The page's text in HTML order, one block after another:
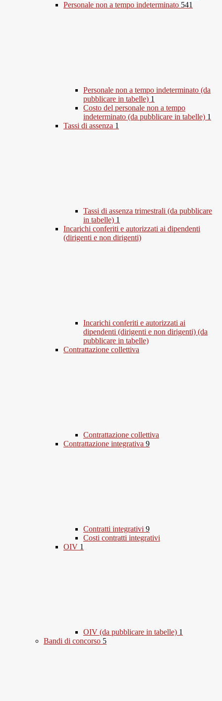
Personale non a tempo indeterminato 541
Personale non a tempo indeterminato (da
pubblicare in tabelle) 1
Costo del personale non a tempo
indeterminato (da pubblicare in tabelle) 1
Tassi di assenza 1
Tassi di assenza trimestrali (da pubblicare
in tabelle) 1
Incarichi conferiti e autorizzati ai dipendenti
(dirigenti e non dirigenti)
Incarichi conferiti e autorizzati ai
dipendenti (dirigenti e non dirigenti) (da
pubblicare in tabelle)
Contrattazione collettiva
Contrattazione collettiva
Contrattazione integrativa 9
Contratti integrativi 9
Costi contratti integrativi
OIV 1
OIV (da pubblicare in tabelle) 1
Bandi di concorso 5